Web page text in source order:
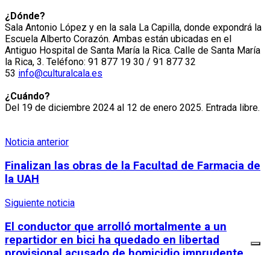
¿Dónde?
Sala Antonio López y en la sala La Capilla, donde expondrá la
Escuela Alberto Corazón. Ambas están ubicadas en el
Antiguo Hospital de Santa María la Rica. Calle de Santa María
la Rica, 3. Teléfono: 91 877 19 30 / 91 877 32
53 info@culturalcala.es
¿Cuándo?
Del 19 de diciembre 2024 al 12 de enero 2025. Entrada libre.
Noticia anterior
Finalizan las obras de la Facultad de Farmacia de
la UAH
Siguiente noticia
El conductor que arrolló mortalmente a un
repartidor en bici ha quedado en libertad